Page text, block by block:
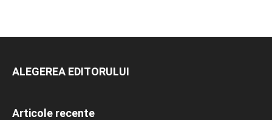
ALEGEREA EDITORULUI
Articole recente